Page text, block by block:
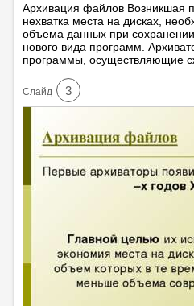
Архивация файлов Возникшая
нехватка места на дисках,
объема данных при
нового вида программ.
программы, осуществляющие
Cлайд 3